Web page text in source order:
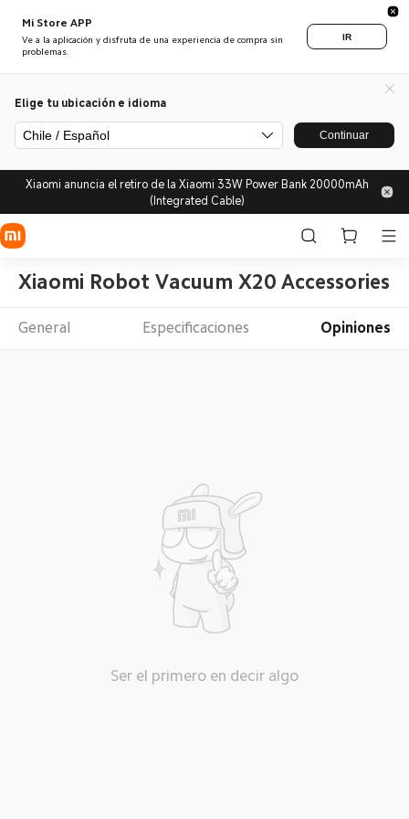
Mi Store APP
Ve a la aplicación y disfruta de una experiencia de compra sin
problemas.
IR
Elige tu ubicación e idioma
Chile / Español Continuar
Xiaomi anuncia el retiro de la Xiaomi 33W Power Bank 20000mAh
(Integrated Cable)
Xiaomi Robot Vacuum X20 Accessories
General Especificaciones Opiniones
Ser el primero en decir algo